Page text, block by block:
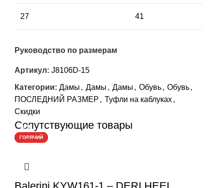
27 41
Руководство по размерам
Артикул: J8106D-15
Категории: Дамы , Дамы , Дамы , Обувь, Обувь,
ПОСЛЕДНИЙ РАЗМЕР , Туфли на каблуках,
Скидки
Сопутствующие товары
-50%
ГОРЯЧИЙ
-50%
ГОРЯЧИЙ
-40%
ГОРЯЧИЙ
-50%
ГОРЯЧИЙ